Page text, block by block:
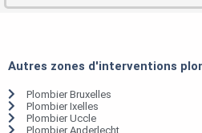
Autres zones d'interventions
Plombier Bruxelles
Plombier Ixelles
Plombier Uccle
Plombier Anderlecht